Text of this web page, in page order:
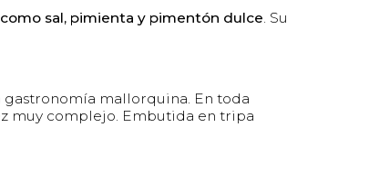
sal, pimienta y pimentón dulce . Su
gastronomía mallorquina. En toda
muy complejo. Embutida en tripa